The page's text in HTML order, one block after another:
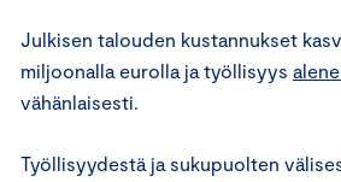
Julkisen talouden kustannukset
miljoonalla eurolla ja työllisyys
vähänlaisesti.
Työllisyydestä ja sukupuolten